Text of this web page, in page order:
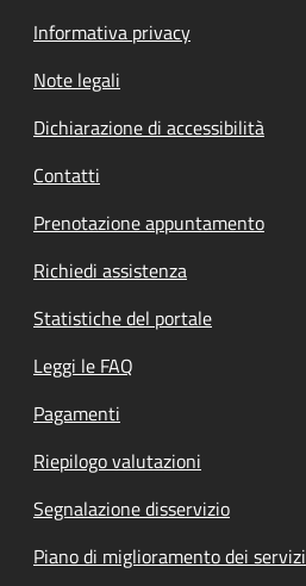
Informativa privacy
Note legali
Dichiarazione di accessibilità
Contatti
Prenotazione appuntamento
Richiedi assistenza
Statistiche del portale
Leggi le FAQ
Pagamenti
Riepilogo valutazioni
Segnalazione disservizio
Piano di miglioramento dei servizi